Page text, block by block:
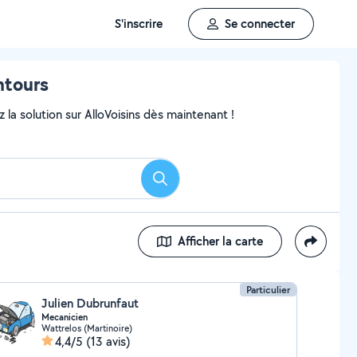
S'inscrire Se connecter
solution sur AlloVoisins dès maintenant !
Rechercher
Afficher la carte
Particulier
Julien Dubrunfaut
Mecanicien
Wattrelos (Martinoire)
4,4/5 (13 avis)